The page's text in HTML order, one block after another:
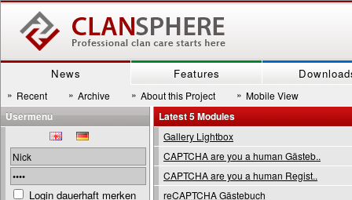
News Features
» Recent » Archive » About this Project » Mobile View
Latest 5 Modules
Gallery Lightbox
CAPTCHA are you a human Gästeb..
CAPTCHA are you a human Regist..
reCAPTCHA Gästebuch
Usermenu
Login dauerhaft merken